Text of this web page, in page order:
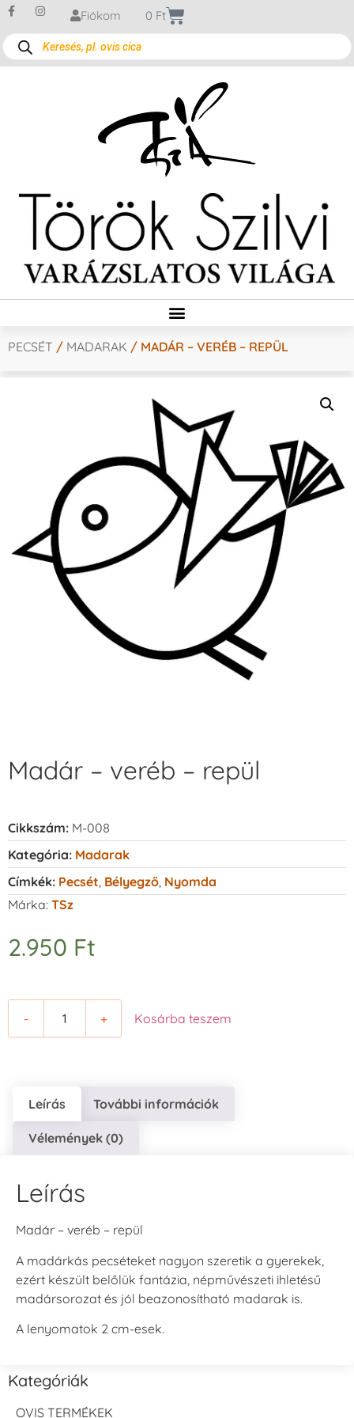
Fiókom 0 Ft
PECSÉT / MADARAK / MADÁR – VERÉB – REPÜL
Madár – veréb – repül
Cikkszám: M-008
Kategória: Madarak
Címkék: Pecsét Bélyegző Nyomda
Márka: TSz
2.950 Ft
- + Kosárba teszem
Leírás További információk
Vélemények (0)
Leírás
Madár – veréb – repül
A madárkás pecséteket nagyon szeretik a gyerekek,
ezért készült belőlük fantázia, népművészeti ihletésű
madársorozat és jól beazonosítható madarak is.
A lenyomatok 2 cm-esek.
Kategóriák
OVIS TERMÉKEK